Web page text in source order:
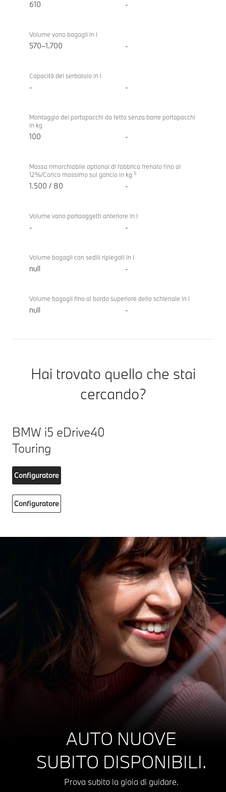
610 -
Volume vano bagagli in l
570–1.700 -
Capacità del serbatoio in l
- -
Montaggio del portapacchi da tetto senza barre portapacchi
in kg
100 -
Massa rimorchiabile optional di fabbrica frenato fino al
12%/Carico massimo sul gancio in kg 5
1.500 / 80 -
Volume vano portaoggetti anteriore in l
- -
Volume bagagli con sedili ripiegati in l
null -
Volume bagagli fino al bordo superiore dello schienale in l
null -
Hai trovato quello che stai
cercando?
BMW i5 eDrive40
Touring
Configuratore
Configuratore
AUTO NUOVE
SUBITO DISPONIBILI.
Prova subito la gioia di guidare.